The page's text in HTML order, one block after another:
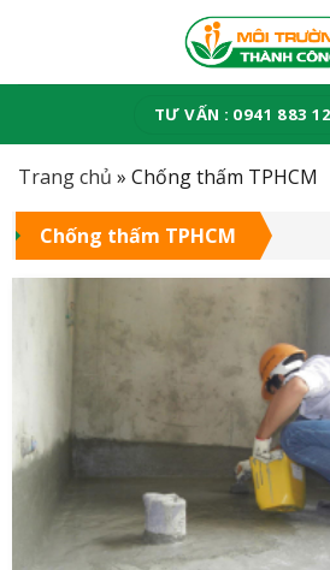
TƯ VẤN : 0941 883
Trang chủ » Chống thấm TPHCM
Chống thấm TPHCM